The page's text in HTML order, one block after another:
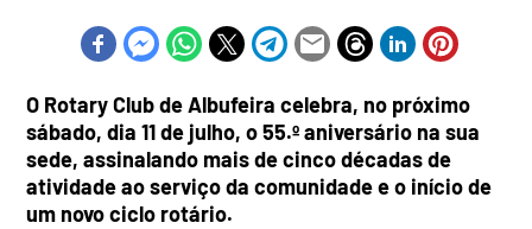
O Rotary Club de Albufeira celebra, no próximo
sábado, dia 11 de julho, o 55.º aniversário na sua
sede, assinalando mais de cinco décadas de
atividade ao serviço da comunidade e o início de
um novo ciclo rotário.